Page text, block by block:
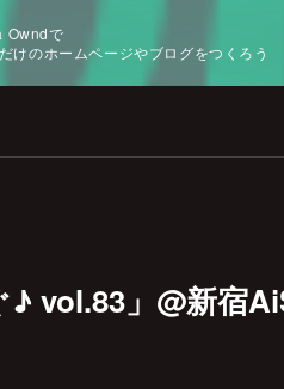
Owndで
けのホームページやブログをつくろう
vol.83」@新宿